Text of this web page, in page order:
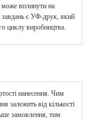
може вплинути на
завдань є УФ-друк, який
циклу виробництва.
нанесення. Чим
залежить від кількості
замовлення, тим